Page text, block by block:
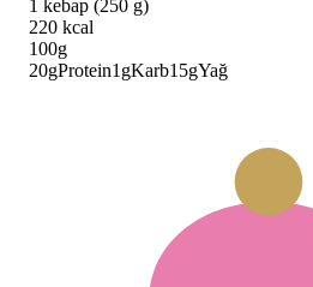
1 kebap (250 g)
220 kcal
100g
20gProtein1 gKarb15gYağ